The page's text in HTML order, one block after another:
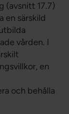
(avsnitt 17.7)
en särskild
vården. I
en
och behålla